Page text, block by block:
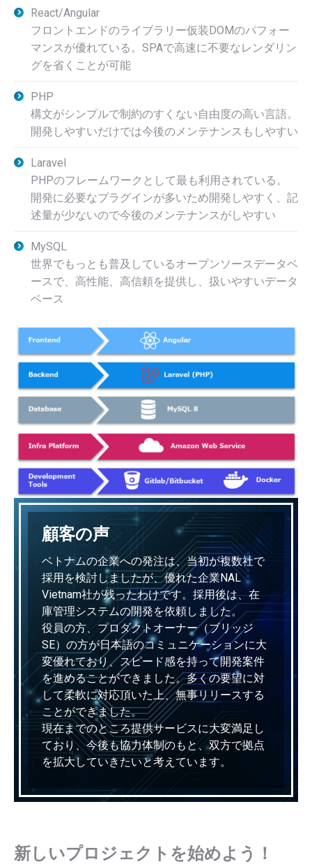
React/Angular
フロントエンドのライブラリー仮装DOMのパフォー
マンスが優れている。SPAで高速に不要なレンダリン
グを省くことが可能
PHP
構文がシンプルで制約のすくない自由度の高い言語。
開発しやすいだけでは今後のメンテナンスもしやすい
Laravel
PHPのフレームワークとして最も利用されている。
開発に必要なプラグインが多いため開発しやすく、記
述量が少ないので今後のメンテナンスがしやすい
MySQL
世界でもっとも普及しているオープンソースデータベ
ースで、高性能、高信頼を提供し、扱いやすいデータ
ベース
顧客の声
ベトナムの企業への発注は、当初が複数社で
採用を検討しましたが、優れた企業NAL
Vietnam社が残ったわけです。採用後は、在
庫管理システムの開発を依頼しました。
役員の方、プロダクトオーナー（ブリッジ
SE）の方が日本語のコミュニケーションに大
変優れており、スピード感を持って開発案件
を進めることができました。多くの要望に対
して柔軟に対応頂いた上、無事リリースする
ことができました。
現在までのところ提供サービスに大変満足し
ており、今後も協力体制のもと、双方で拠点
を拡大していきたいと考えています。
新しいプロジェクトを始めよう！